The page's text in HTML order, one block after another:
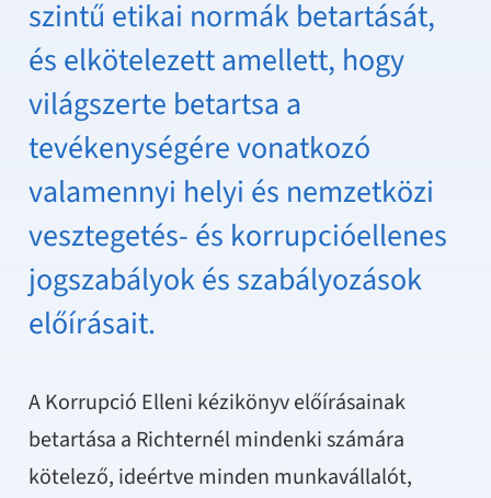
szintű etikai normák betartását,
és elkötelezett amellett, hogy
világszerte betartsa a
tevékenységére vonatkozó
valamennyi helyi és nemzetközi
vesztegetés- és korrupcióellenes
jogszabályok és szabályozások
előírásait.
A Korrupció Elleni kézikönyv előírásainak
betartása a Richternél mindenki számára
kötelező, ideértve minden munkavállalót,